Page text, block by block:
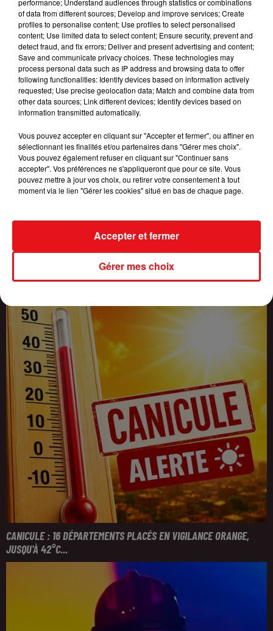
INCENDIES : 184 PERSONNES INTERPELLÉES DEPUIS DÉBUT
JUILLET, DES...
CANICULE : 16 DÉPARTEMENTS PLACÉS EN VIGILANCE ORANGE,
JUSQU'À 42°C...
of data from different sources; Develop and improve services; Create
profiles to personalise content; Use profiles to select personalised
content; Use limited data to select content; Ensure security, prevent and
detect fraud, and fix errors; Deliver and present advertising and content;
Save and communicate privacy choices. These technologies may
process personal data such as IP address and browsing data to offer
following functionalities: Identify devices based on information actively
requested; Use precise geolocation data; Match and combine data from
other data sources; Link different devices; Identify devices based on
information transmitted automatically.
Vous pouvez accepter en cliquant sur "Accepter et fermer", ou affiner en
sélectionnant les finalités et/ou partenaires dans "Gérer mes choix".
Vous pouvez également refuser en cliquant sur "Continuer sans
accepter". Vos préférences ne s'appliqueront que pour ce site. Vous
pouvez mettre à jour vos choix, ou retirer votre consentement à tout
moment via le lien "Gérer les cookies" situé en bas de chaque page.
Gérer mes choix
Accepter et fermer